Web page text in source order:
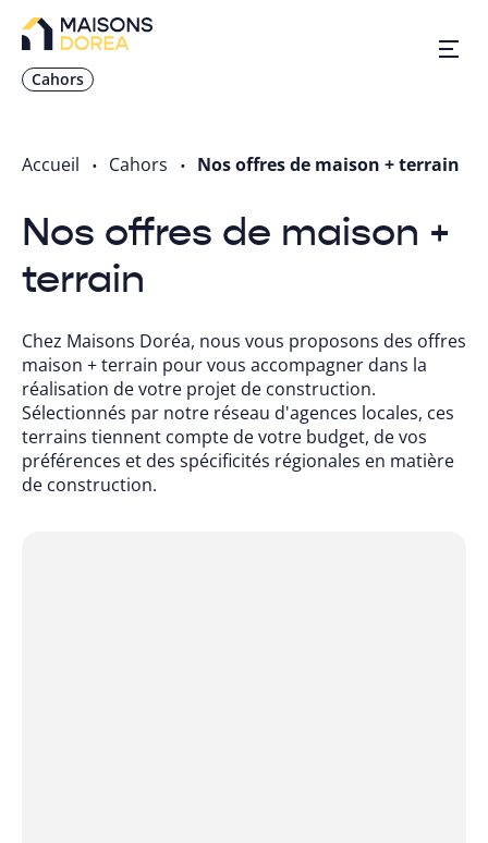
Cahors
Nos offres
Prendre RDV
05 64 73 16 70
Accueil Cahors Nos offres de maison + terrain
Nos offres de maison +
terrain
Chez Maisons Doréa, nous vous proposons des offres
maison + terrain pour vous accompagner dans la
réalisation de votre projet de construction.
Sélectionnés par notre réseau d'agences locales, ces
terrains tiennent compte de votre budget, de vos
préférences et des spécificités régionales en matière
de construction.